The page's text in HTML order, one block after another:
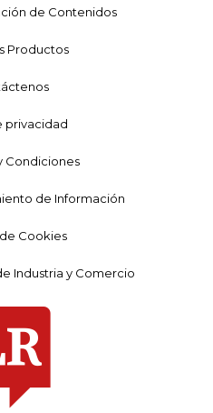
de Contenidos
Productos
privacidad
Condiciones
de Información
Cookies
Industria y Comercio